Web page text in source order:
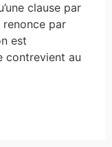
clause par
par
est
contrevient au